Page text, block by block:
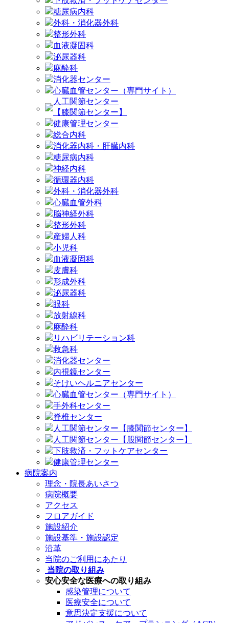
糖尿病内科
外科・消化器外科
整形外科
血液凝固科
泌尿器科
麻酔科
消化器センター
心臓血管センター（専門サイト）
人工関節センター
【膝関節センター】
健康管理センター
総合内科
消化器内科・肝臓内科
糖尿病内科
神経内科
循環器内科
外科・消化器外科
心臓血管外科
脳神経外科
整形外科
産婦人科
小児科
血液凝固科
皮膚科
形成外科
泌尿器科
眼科
放射線科
麻酔科
リハビリテーション科
救急科
消化器センター
内視鏡センター
そけいヘルニアセンター
心臓血管センター（専門サイト）
手外科センター
脊椎センター
人工関節センター【膝関節センター】
人工関節センター【股関節センター】
下肢救済・フットケアセンター
健康管理センター
病院案内
理念・院長あいさつ
病院概要
アクセス
フロアガイド
施設紹介
施設基準・施設認定
沿革
当院のご利用にあたり
当院の取り組み
安心安全な医療への取り組み
感染管理について
医療安全について
意思決定支援について